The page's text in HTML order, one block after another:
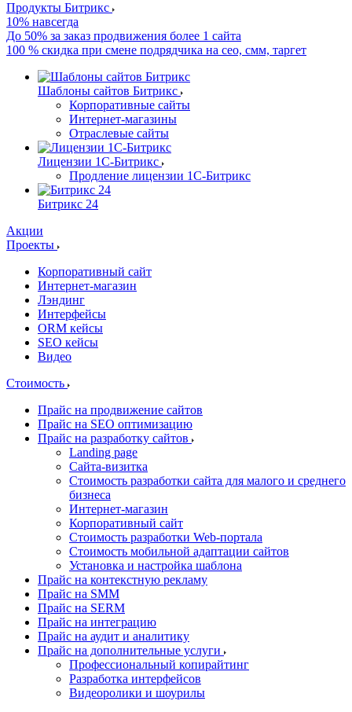
Продукты Битрикс
10% навсегда
До 50% за заказ продвижения более 1 сайта
100 % скидка при смене подрядчика на сео, смм, таргет
Шаблоны сайтов Битрикс
Корпоративные сайты
Интернет-магазины
Отраслевые сайты
Лицензии 1С-Битрикс
Продление лицензии 1С-Битрикс
Битрикс 24
Акции
Проекты
Корпоративный сайт
Интернет-магазин
Лэндинг
Интерфейсы
ORM кейсы
SEO кейсы
Видео
Стоимость
Прайс на продвижение сайтов
Прайс на SEO оптимизацию
Прайс на разработку сайтов
Landing page
Cайта-визитка
Стоимость разработки сайта для малого и среднего
бизнеса
Интернет-магазин
Корпоративный сайт
Стоимость разработки Web-портала
Стоимость мобильной адаптации сайтов
Установка и настройка шаблона
Прайс на контекстную рекламу
Прайс на SMM
Прайс на SERM
Прайс на интеграцию
Прайс на аудит и аналитику
Прайс на дополнительные услуги
Профессиональный копирайтинг
Разработка интерфейсов
Видеоролики и шоурилы